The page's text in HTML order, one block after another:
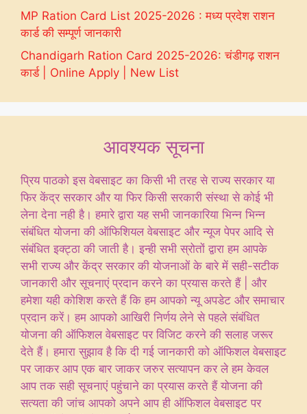
MP Ration Card List 2025-2026 : मध्य प्रदेश राशन
कार्ड की सम्पूर्ण जानकारी
Chandigarh Ration Card 2025-2026: चंडीगढ़ राशन
कार्ड | Online Apply | New List
आवश्यक सूचना
प्रिय पाठको इस वेबसाइट का किसी भी तरह से राज्य सरकार या
फिर केंद्र सरकार और या फिर किसी सरकारी संस्था से कोई भी
लेना देना नही है। हमारे द्वारा यह सभी जानकारिया भिन्न भिन्न
संबंधित योजना की ऑफिशियल वेबसाइट और न्यूज पेपर आदि से
संबंधित इक्ट्ठा की जाती है। इन्ही सभी स्रोतों द्वारा हम आपके
सभी राज्य और केंद्र सरकार की योजनाओं के बारे में सही-सटीक
जानकारी और सूचनाएं प्रदान करने का प्रयास करते हैं | और
हमेशा यही कोशिश करते हैं कि हम आपको न्यू अपडेट और समाचार
प्रदान करें। हम आपको आखिरी निर्णय लेने से पहले संबंधित
योजना की ऑफिशल वेबसाइट पर विजिट करने की सलाह जरूर
देते हैं। हमारा सुझाव है कि दी गई जानकारी को ऑफिशल वेबसाइट
पर जाकर आप एक बार जाकर जरुर सत्यापन कर ले हम केवल
आप तक सही सूचनाएं पहुंचाने का प्रयास करते हैं योजना की
सत्यता की जांच आपको अपने आप ही ऑफिशल वेबसाइट पर